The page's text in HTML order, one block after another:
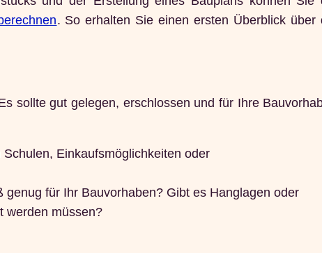
. So erhalten Sie einen ersten Überblick über
sollte gut gelegen, erschlossen und für Ihre
Einkaufsmöglichkeiten oder
genug für Ihr Bauvorhaben? Gibt es Hanglagen oder
werden müssen?